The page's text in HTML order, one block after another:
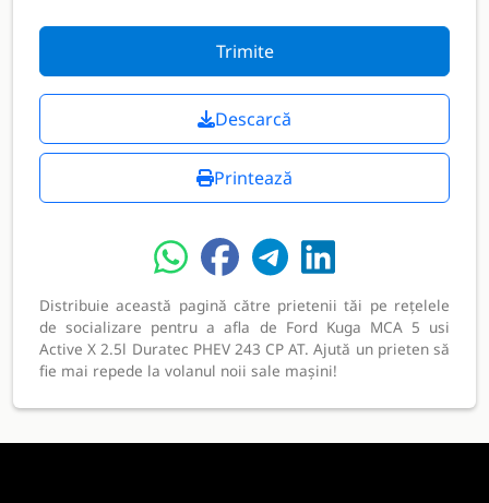
Trimite
Descarcă
Printează
Distribuie această pagină către prietenii tăi pe rețelele
de socializare pentru a afla de Ford Kuga MCA 5 usi
Active X 2.5l Duratec PHEV 243 CP AT. Ajută un prieten să
fie mai repede la volanul noii sale mașini!